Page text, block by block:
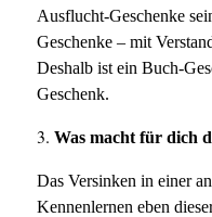
Ausflucht-Geschenke
Geschenke – mit
Deshalb ist ein Buch-
Geschenk.
Was macht für dich
Das Versinken in einer
Kennenlernen eben